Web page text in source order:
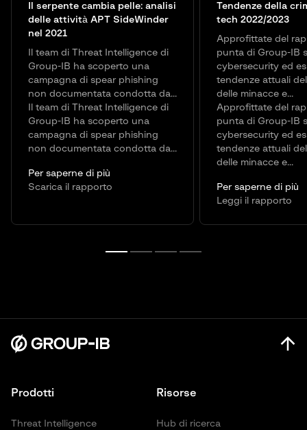
Il serpente cambia pelle: analisi
delle attività APT SideWinder
nel 2021
Il team di Threat Intelligence di
Group-IB ha scoperto una
campagna di spear phishing
non documentata condotta da...
Il team di Threat Intelligence di
Group-IB ha scoperto una
campagna di spear phishing
non documentata condotta da...
Per saperne di più
Scarica il rapporto
Tendenze della
tech 2022/2023
Approfittate del
punta di Group-IB
cybersecurity ed
tendenze attuali
delle minacce e...
Approfittate del
punta di Group-IB
cybersecurity ed
tendenze attuali
delle minacce e...
Per saperne di più
Leggi il rapporto
Risorse
Hub di ricerca
Prodotti
Threat Intelligence